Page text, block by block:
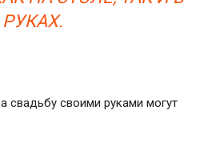
РУКАХ.
свадьбу своими руками могут